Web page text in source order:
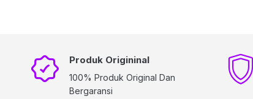
Produk Origininal
100% Produk Original Dan
Bergaransi